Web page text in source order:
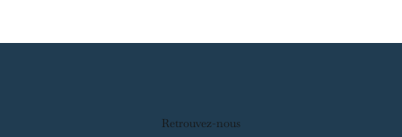
Retrouvez-nous